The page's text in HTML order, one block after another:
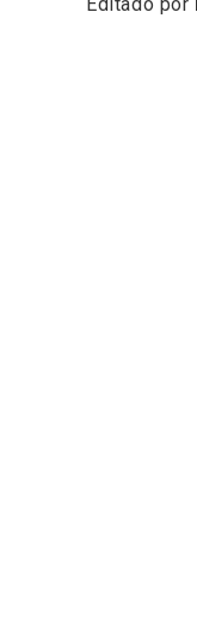
Editado por